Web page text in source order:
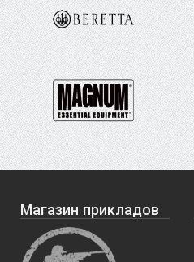
Магазин прикладов